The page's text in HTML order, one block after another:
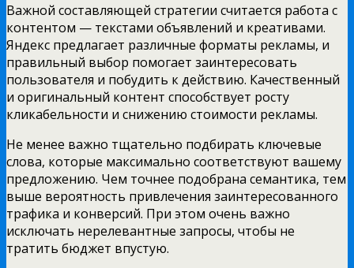
Важной составляющей стратегии считается работа с
контентом — текстами объявлений и креативами.
Яндекс предлагает различные форматы рекламы, и
правильный выбор помогает заинтересовать
пользователя и побудить к действию. Качественный
и оригинальный контент способствует росту
кликабельности и снижению стоимости рекламы.
Не менее важно тщательно подбирать ключевые
слова, которые максимально соответствуют вашему
предложению. Чем точнее подобрана семантика, тем
выше вероятность привлечения заинтересованного
трафика и конверсий. При этом очень важно
исключать нерелевантные запросы, чтобы не
тратить бюджет впустую.